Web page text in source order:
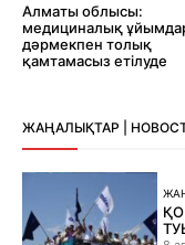
Алматы облысы:
медициналық
дәрмекпен толық
қамтамасыз етілуде
ЖАҢАЛЫҚТАР |